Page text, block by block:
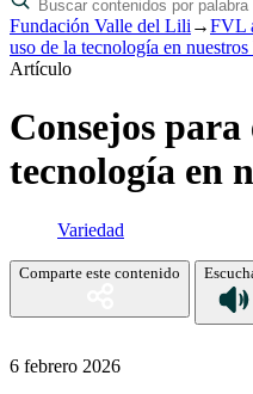
Fundación Valle del Lili →FVL
uso de la tecnología en
Artículo
Consejos para
tecnología en
Variedad
Comparte este contenido
6 febrero 2026